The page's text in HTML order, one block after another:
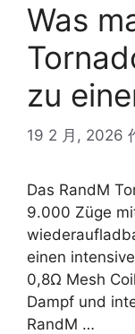
Was
zu
19 2 月, 2026
Das RandM
9.000 Züge
einen
0,8Ω Mesh
Dampf und
RandM …